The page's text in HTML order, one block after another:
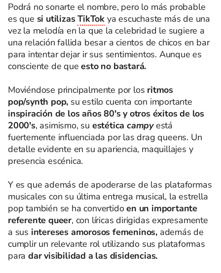
Podrá no sonarte el nombre, pero lo más probable
es que si utilizasTikTok ya escuchaste más de una
vez la melodía en la que la celebridad le sugiere a
una relación fallida besar a cientos de chicos en bar
para intentar dejar ir sus sentimientos. Aunque es
consciente de queesto no bastará.
Moviéndose principalmente por los ritmos
pop/synth pop, su estilo cuenta con importante
inspiración de los años 80's y otros éxitos de los
2000's, asimismo, su estéticacampyestá
fuertemente influenciada por las drag queens. Un
detalle evidente en su apariencia, maquillajes y
presencia escénica.
Y es que además de apoderarse de las plataformas
musicales con su última entrega musical, la estrella
pop también se ha convertidoen un importante
referente queer, con líricas dirigidas expresamente
a sus intereses amorosos femeninos, además de
cumplir un relevante rol utilizando sus plataformas
para dar visibilidad a las disidencias.